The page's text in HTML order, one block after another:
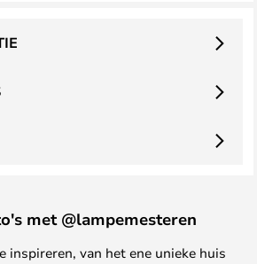
met @lampemesteren
inspireren, van het ene unieke huis